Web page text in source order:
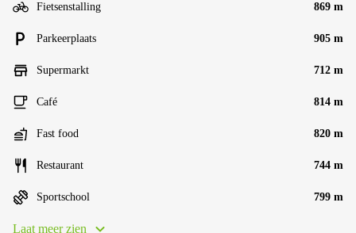
Fietsenstalling 869 m
Parkeerplaats 905 m
Supermarkt 712 m
Café 814 m
Fast food 820 m
Restaurant 744 m
Sportschool 799 m
Laat meer zien